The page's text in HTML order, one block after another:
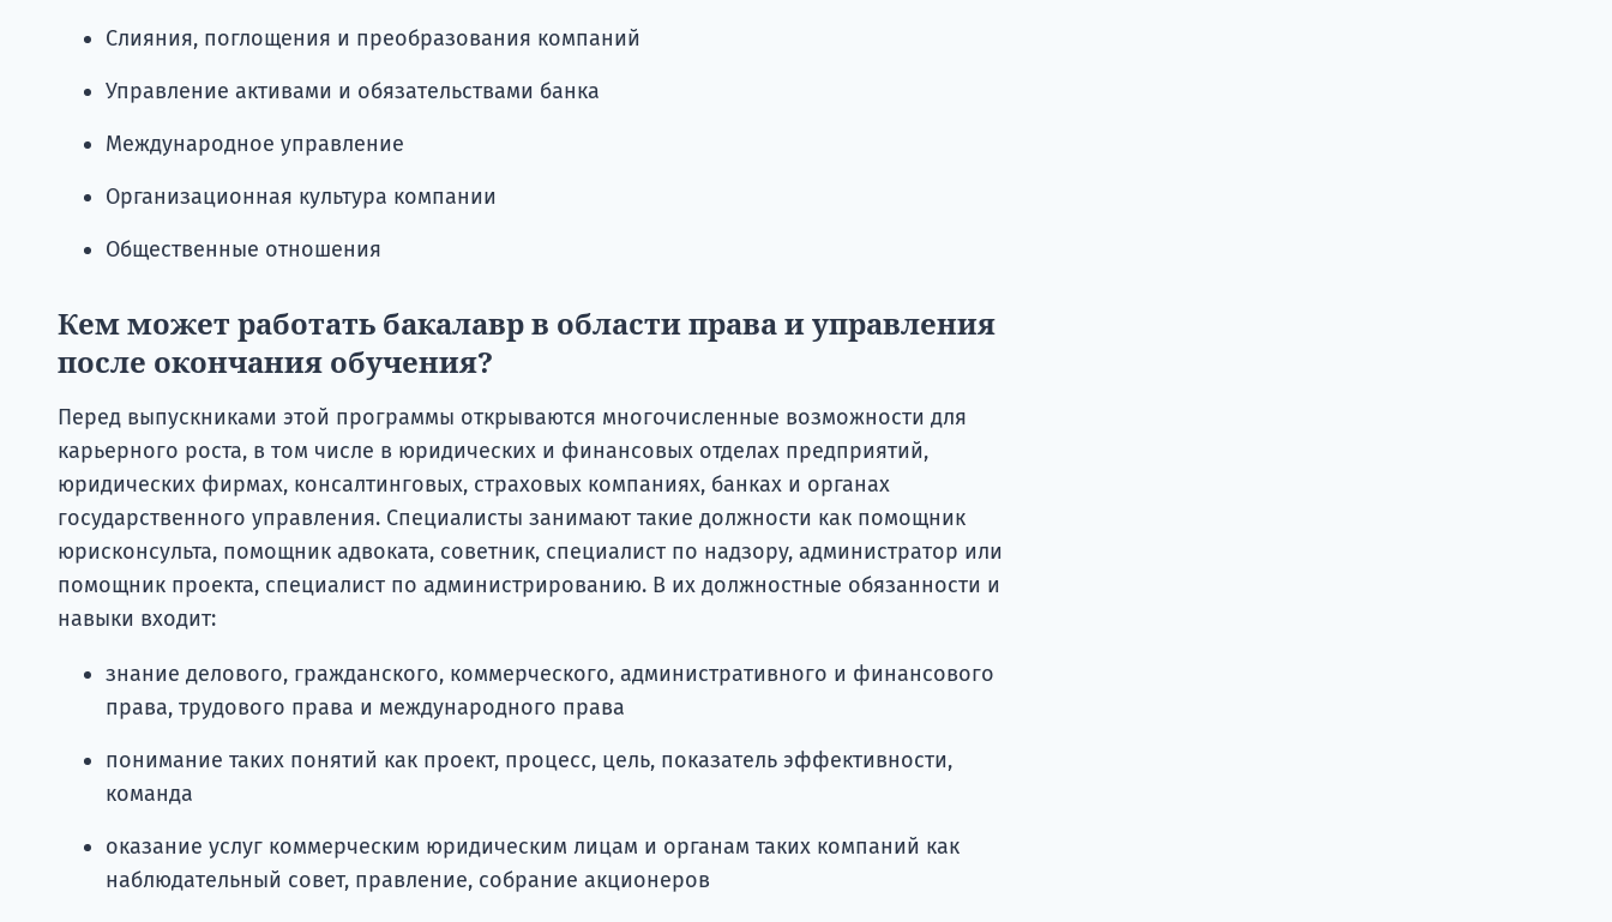
Слияния, поглощения и преобразования компаний
Управление активами и обязательствами банка
Международное управление
Организационная культура компании
Общественные отношения
Кем может работать бакалавр в области права и управления
после окончания обучения?
Перед выпускниками этой программы открываются многочисленные возможности для
карьерного роста, в том числе в юридических и финансовых отделах предприятий,
юридических фирмах, консалтинговых, страховых компаниях, банках и органах
государственного управления. Специалисты занимают такие должности как помощник
юрисконсульта, помощник адвоката, советник, специалист по надзору, администратор или
помощник проекта, специалист по администрированию. В их должностные обязанности и
навыки входит:
знание делового, гражданского, коммерческого, административного и финансового
права, трудового права и международного права
понимание таких понятий как проект, процесс, цель, показатель эффективности,
команда
оказание услуг коммерческим юридическим лицам и органам таких компаний как
наблюдательный совет, правление, собрание акционеров